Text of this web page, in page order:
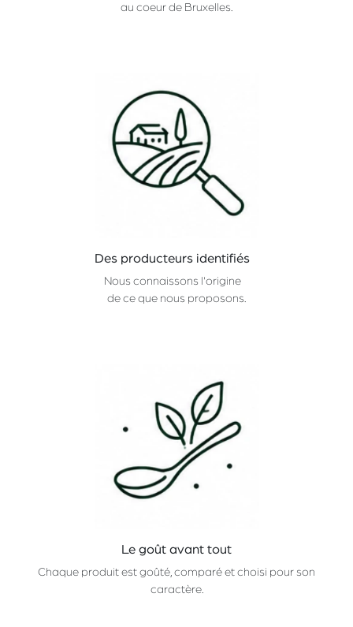
au coeur de Bruxelles.
Des producteurs identifiés
Nous connaissons l'origine
de ce que nous proposons.
Le goût avant tout
Chaque produit est goûté, comparé et choisi pour son
caractère.